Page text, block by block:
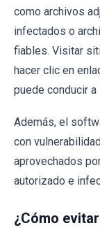
como archivos
infectados o
fiables. Visitar
hacer clic en
puede conducir
Además, el
con
aprovechados
autorizado e
¿Cómo